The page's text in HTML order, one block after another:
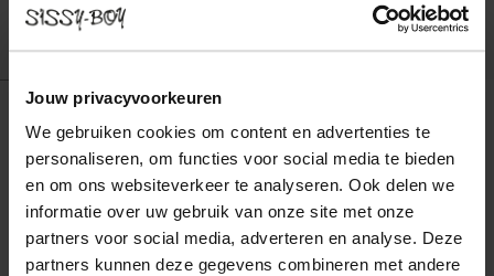
Jouw privacyvoorkeuren
We gebruiken cookies om content en advertenties te
personaliseren, om functies voor social media te bieden
en om ons websiteverkeer te analyseren. Ook delen we
informatie over uw gebruik van onze site met onze
partners voor social media, adverteren en analyse. Deze
partners kunnen deze gegevens combineren met andere
Houten kaartenhouder
7.99
Gekozen maat: Onesize
Binnen 30 minuten via e-mail